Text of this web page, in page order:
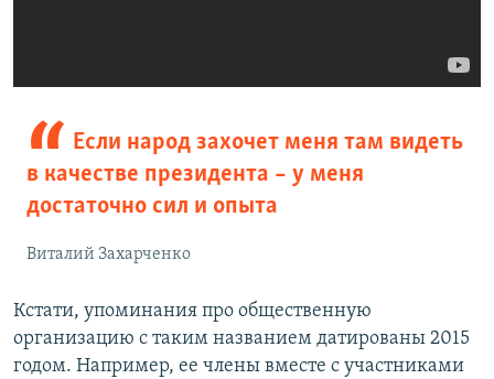
Если народ захочет меня там видеть
в качестве президента – у меня
достаточно сил и опыта
Виталий Захарченко
Кстати, упоминания про общественную
организацию с таким названием датированы 2015
годом. Например, ее члены вместе с участниками